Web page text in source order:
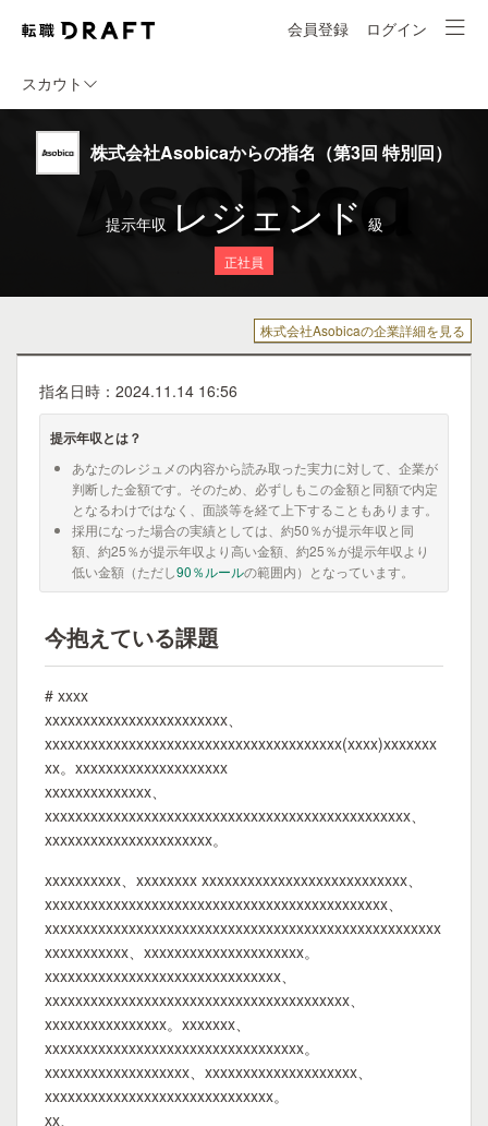
会員登録 ログイン
スカウト
株式会社Asobicaからの指名（第3回 特別回）
提示年収 レジェンド 級
正社員
株式会社Asobicaの企業詳細を見る
指名日時：2024.11.14 16:56
提示年収とは？
あなたのレジュメの内容から読み取った実力に対して、企業が
判断した金額です。そのため、必ずしもこの金額と同額で内定
となるわけではなく、面談等を経て上下することもあります。
採用になった場合の実績としては、約50％が提示年収と同
額、約25％が提示年収より高い金額、約25％が提示年収より
低い金額（ただし90％ルールの範囲内）となっています。
今抱えている課題
# xxxx
xxxxxxxxxxxxxxxxxxxxxxxx、
xxxxxxxxxxxxxxxxxxxxxxxxxxxxxxxxxxxxxxx(xxxx)xxxxxxx
xx。xxxxxxxxxxxxxxxxxxxx
xxxxxxxxxxxxxx、
xxxxxxxxxxxxxxxxxxxxxxxxxxxxxxxxxxxxxxxxxxxxxxxx、
xxxxxxxxxxxxxxxxxxxxxx。
xxxxxxxxxx、xxxxxxxx xxxxxxxxxxxxxxxxxxxxxxxxxxx、
xxxxxxxxxxxxxxxxxxxxxxxxxxxxxxxxxxxxxxxxxxxxx、
xxxxxxxxxxxxxxxxxxxxxxxxxxxxxxxxxxxxxxxxxxxxxxxxxxxx
xxxxxxxxxxx、xxxxxxxxxxxxxxxxxxxxx。
xxxxxxxxxxxxxxxxxxxxxxxxxxxxxxx、
xxxxxxxxxxxxxxxxxxxxxxxxxxxxxxxxxxxxxxxx、
xxxxxxxxxxxxxxxx。xxxxxxx、
xxxxxxxxxxxxxxxxxxxxxxxxxxxxxxxxxx。
xxxxxxxxxxxxxxxxxxx、xxxxxxxxxxxxxxxxxxxx、
xxxxxxxxxxxxxxxxxxxxxxxxxxxxxx。
xx、